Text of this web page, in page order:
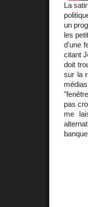
La
un
les
d'une
citant
doit
sur la
pas
me